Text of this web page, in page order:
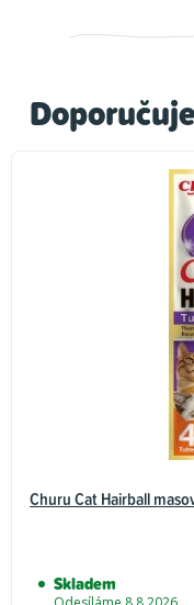
Churu Cat Hairball
Skladem